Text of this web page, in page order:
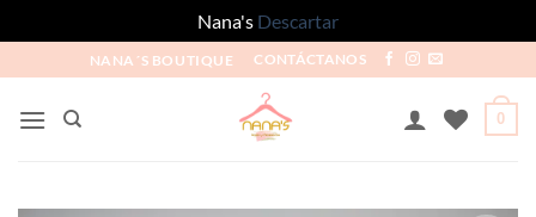
Nana's Descartar
NANA´S BOUTIQUE CONTÁCTANOS
0